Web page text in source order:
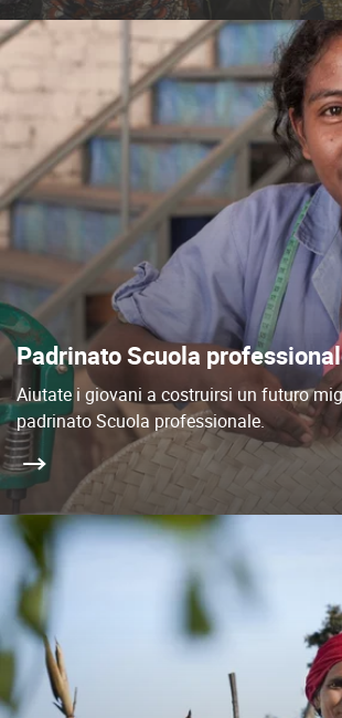
Padrinato Scuola
Aiutate i giovani a costruirsi un futuro
padrinato Scuola professionale.